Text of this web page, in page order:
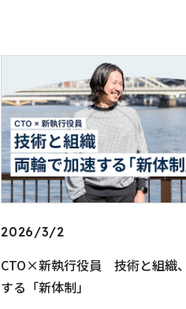
2026/3/2
CTO×新執行役員 技術と組織
する「新体制」